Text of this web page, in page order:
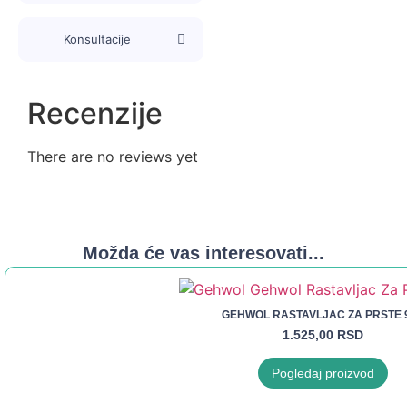
Konsultacije
Recenzije
There are no reviews yet
Možda će vas interesovati...
GEHWOL RASTAVLJAC ZA PRSTE
1.525,00 RSD
Pogledaj proizvod